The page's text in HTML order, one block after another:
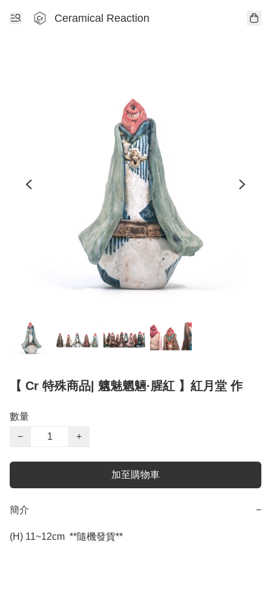
Ceramical Reaction
【 Cr 特殊商品| 魑魅魍魎·腥紅 】紅月堂 作
數量
−
+
加至購物車
簡介 −
(H) 11~12cm  **隨機發貨**